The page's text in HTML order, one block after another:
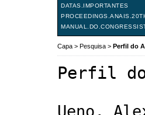
DATAS.IMPORTANTES
Capa > Pesquisa > Perfil do
Perfil
Ueno,